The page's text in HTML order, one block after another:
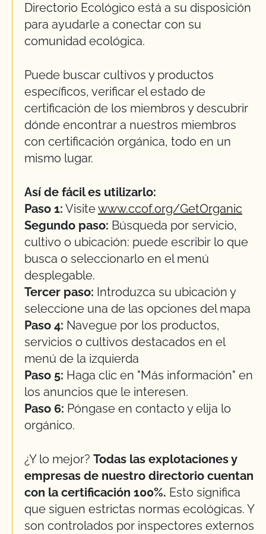
Directorio Ecológico está a su disposición
para ayudarle a conectar con su
comunidad ecológica.
Puede buscar cultivos y productos
específicos, verificar el estado de
certificación de los miembros y descubrir
dónde encontrar a nuestros miembros
con certificación orgánica, todo en un
mismo lugar.
Así de fácil es utilizarlo:
Paso 1: Visitewww.ccof.org/GetOrganic
Segundo paso: Búsqueda por servicio,
cultivo o ubicación: puede escribir lo que
busca o seleccionarlo en el menú
desplegable.
Tercer paso: Introduzca su ubicación y
seleccione una de las opciones del mapa
Paso 4: Navegue por los productos,
servicios o cultivos destacados en el
menú de la izquierda
Paso 5: Haga clic en "Más información" en
los anuncios que le interesen.
Paso 6: Póngase en contacto y elija lo
orgánico.
¿Y lo mejor? Todas las explotaciones y
empresas de nuestro directorio cuentan
con la certificación 100%. Esto significa
que siguen estrictas normas ecológicas. Y
son controlados por inspectores externos